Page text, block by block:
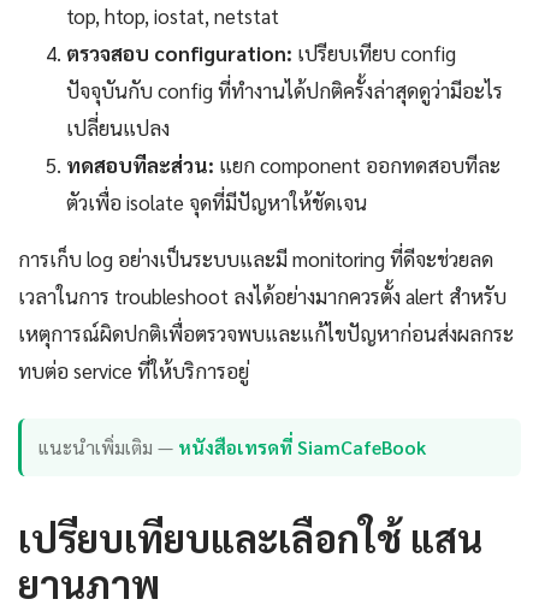
top, htop, iostat, netstat
ตรวจสอบ configuration: เปรียบเทียบ config
ปัจจุบันกับ config ที่ทำงานได้ปกติครั้งล่าสุดดูว่ามีอะไร
เปลี่ยนแปลง
ทดสอบทีละส่วน: แยก component ออกทดสอบทีละ
ตัวเพื่อ isolate จุดที่มีปัญหาให้ชัดเจน
การเก็บ log อย่างเป็นระบบและมี monitoring ที่ดีจะช่วยลด
เวลาในการ troubleshoot ลงได้อย่างมากควรตั้ง alert สำหรับ
เหตุการณ์ผิดปกติเพื่อตรวจพบและแก้ไขปัญหาก่อนส่งผลกระ
ทบต่อ service ที่ให้บริการอยู่
แนะนำเพิ่มเติม — หนังสือเทรดที่ SiamCafeBook
เปรียบเทียบและเลือกใช้ แสน
ยานภาพ